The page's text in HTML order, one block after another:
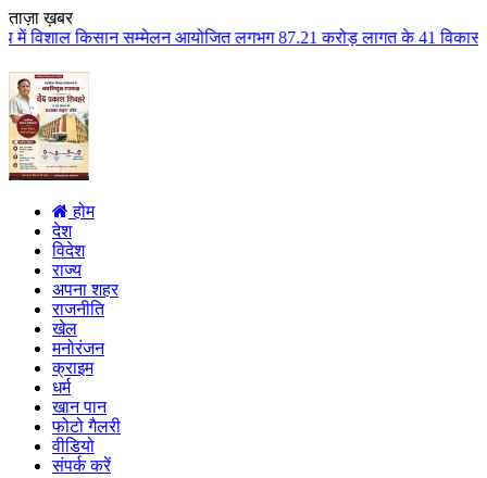
ताज़ा ख़बर
लगभग 87.21 करोड़ लागत के 41 विकास कार्यों का किया
होम
देश
विदेश
राज्य
अपना शहर
राजनीति
खेल
मनोरंजन
क्राइम
धर्म
खान पान
फोटो गैलरी
वीडियो
संपर्क करें